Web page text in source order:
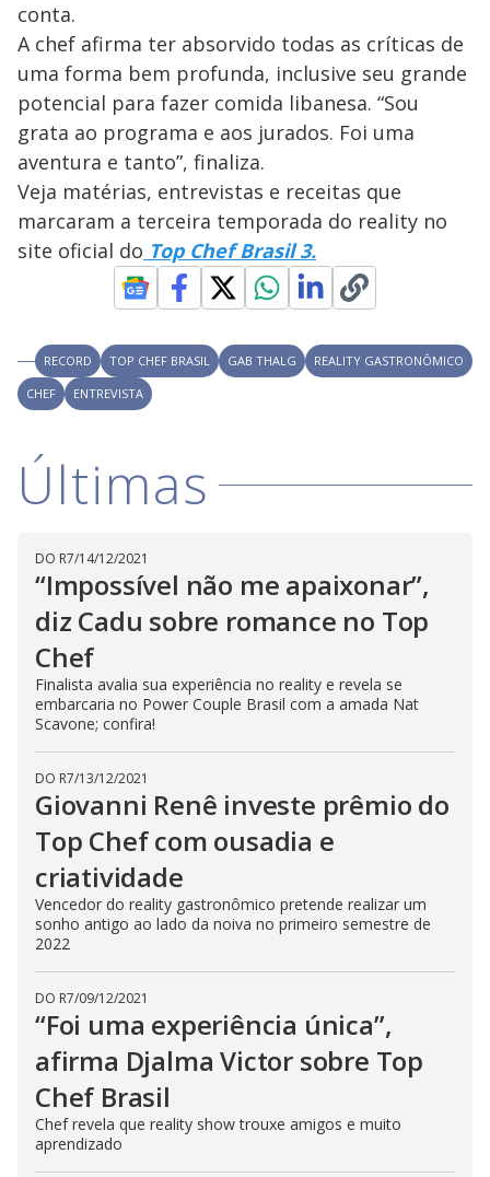
conta.
A chef afirma ter absorvido todas as críticas de
uma forma bem profunda, inclusive seu grande
potencial para fazer comida libanesa. “Sou
grata ao programa e aos jurados. Foi uma
aventura e tanto”, finaliza.
Veja matérias, entrevistas e receitas que
marcaram a terceira temporada do reality no
site oficial do Top Chef Brasil 3.
RECORD TOP CHEF BRASIL GAB THALG
REALITY GASTRONÔMICO
CHEF
ENTREVISTA
Últimas
DO R7/14/12/2021
“Impossível não me apaixonar”,
diz Cadu sobre romance no Top
Chef
Finalista avalia sua experiência no reality e revela se
embarcaria no Power Couple Brasil com a amada Nat
Scavone; confira!
DO R7/13/12/2021
Giovanni Renê investe prêmio do
Top Chef com ousadia e
criatividade
Vencedor do reality gastronômico pretende realizar um
sonho antigo ao lado da noiva no primeiro semestre de
2022
DO R7/09/12/2021
“Foi uma experiência única”,
afirma Djalma Victor sobre Top
Chef Brasil
Chef revela que reality show trouxe amigos e muito
aprendizado